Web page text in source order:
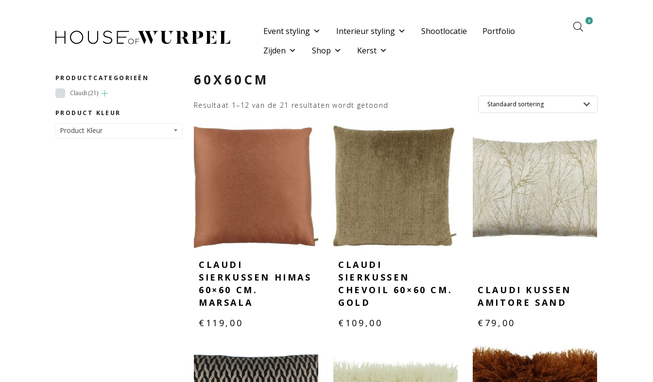
Event styling Interieur styling Shootlocatie
Portfolio
Zijden
Shop Kerst
0
PRODUCTCATEGORIEËN
Claudi (21)
PRODUCT KLEUR
Product Kleur
60X60CM
Resultaat 1–12 van de 21 resultaten wordt getoond
CLAUDI
SIERKUSSEN HIMAS
60×60 CM.
MARSALA
€ 119,00
CLAUDI
SIERKUSSEN
CHEVOIL 60×60 CM.
GOLD
€ 109,00
CLAUDI KUSSEN
AMITORE SAND
€ 79,00